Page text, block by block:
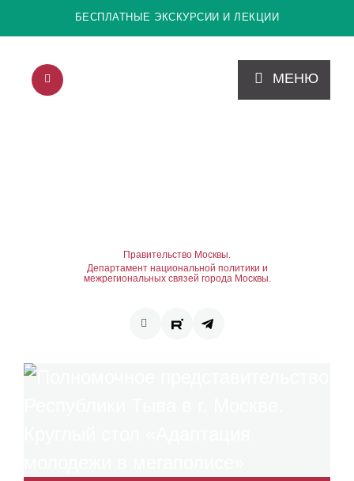
БЕСПЛАТНЫЕ ЭКСКУРСИИ И ЛЕКЦИИ
МЕНЮ
Правительство Москвы.
Департамент национальной политики и
межрегиональных связей города Москвы.